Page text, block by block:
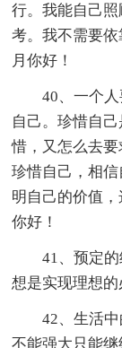
行。我能自己
考。我不需要
月你好！
40、一个
自己。珍惜自
惜，又怎么去要
珍惜自己，相
明自己的价值
你好！
41、预定
想是实现理想的
42、生活
不能强大只能继